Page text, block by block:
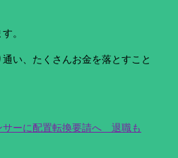
。
い、たくさんお金を落とすこと
サーに配置転換要請へ 退職も